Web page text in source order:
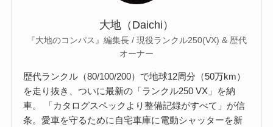
大地（Daichi）
『大地のコンパス』編集長 / 現役ランクル250(VX) & 歴代
オーナー
歴代ランクル（80/100/200）で地球12周分（50万km）
を走り抜き、ついに最新の「ランクル250 VX」を納
車。 「カタログスペックより整備記録がすべて」が信
条。愛車を守るために自宅車庫に電動シャッターを新